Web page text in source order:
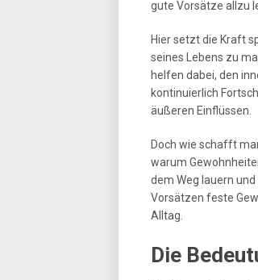
gute Vorsätze allzu
Hier setzt die Kraft
seines Lebens zu
helfen dabei, den
kontinuierlich
äußeren Einflüssen.
Doch wie schafft
warum
dem Weg lauern
Vorsätzen feste
Alltag.
Die